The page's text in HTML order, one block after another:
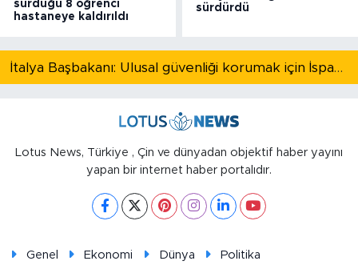
sürdüğü 8 öğrenci
hastaneye kaldırıldı
sürdürdü
İtalya Başbakanı: Ulusal güvenliği korumak için İspanya ile Schengen kapsamındaki serbest dolaşımı askıya alıyoruz
Lotus News, Türkiye , Çin ve dünyadan objektif haber yayını
yapan bir internet haber portalıdır.
Genel Ekonomi Dünya Politika